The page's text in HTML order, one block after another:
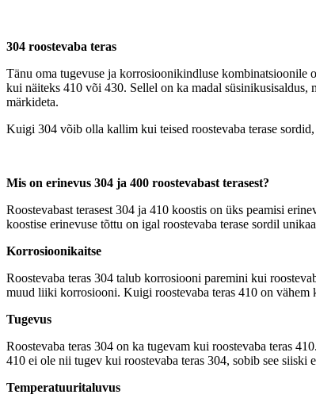
304 roostevaba teras
Tänu oma tugevuse ja korrosioonikindluse kombinatsioonile
kui näiteks 410 või 430. Sellel on ka madal
märkideta.
Kuigi 304 võib olla kallim kui teised roostevaba terase
Mis on erinevus 304 ja 400 roostevabast terasest?
Roostevabast terasest 304 ja 410 koostis on üks peamisi
koostise erinevuse tõttu on igal roostevaba terase sordil
Korrosioonikaitse
Roostevaba teras 304 talub korrosiooni paremini kui
muud liiki korrosiooni. Kuigi roostevaba teras 410 on vähem
Tugevus
Roostevaba teras 304 on ka tugevam kui roostevaba teras
410 ei ole nii tugev kui roostevaba teras 304, sobib see siiski
Temperatuuritaluvus